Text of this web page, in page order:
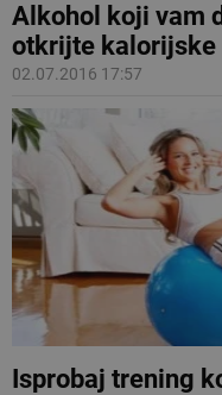
Alkohol koji vam
otkrijte kalorijske
02.07.2016 17:57
Isprobaj trening